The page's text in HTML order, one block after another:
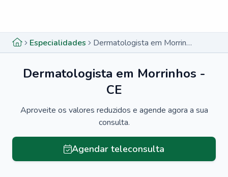
Especialidades Dermatologista em Morrinhos - CE
Dermatologista em Morrinhos -
CE
Aproveite os valores reduzidos e agende agora a sua
consulta.
Agendar teleconsulta